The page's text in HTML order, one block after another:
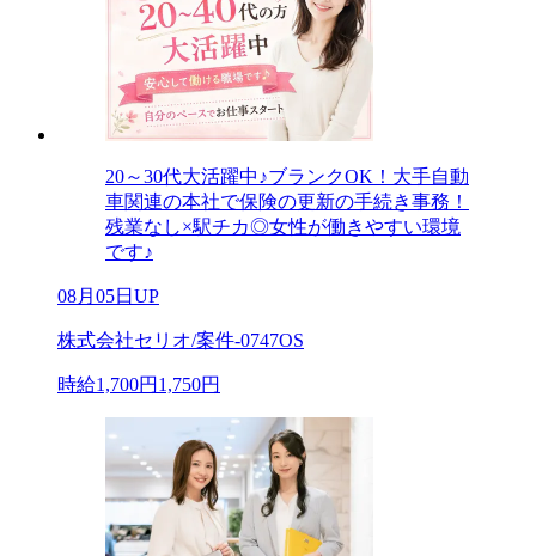
20～30代大活躍中♪ブランクOK！大手自動
車関連の本社で保険の更新の手続き事務！
残業なし×駅チカ◎女性が働きやすい環境
です♪
08月05日UP
株式会社セリオ/案件-0747OS
時給1,700円1,750円